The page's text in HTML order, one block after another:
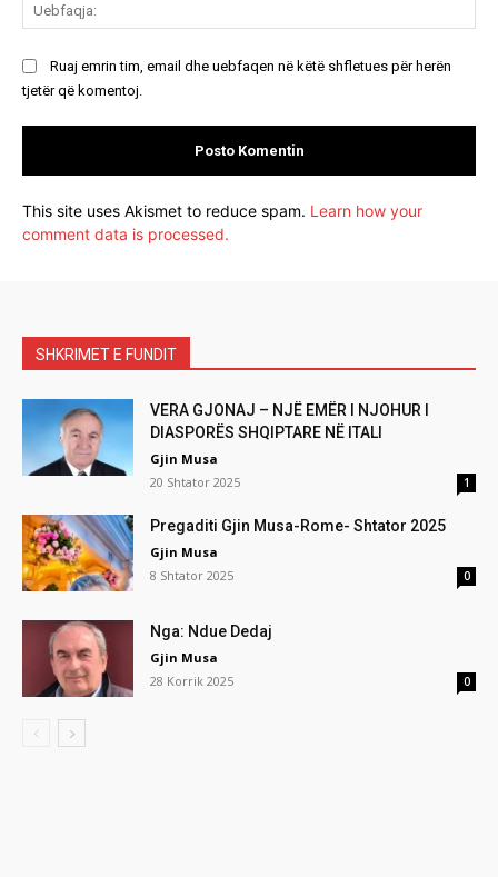
Ruaj emrin tim, email dhe uebfaqen në këtë shfletues për herën
tjetër që komentoj.
This site uses Akismet to reduce spam. Learn how your
comment data is processed.
SHKRIMET E FUNDIT
VERA GJONAJ – NJË EMËR I NJOHUR I
DIASPORËS SHQIPTARE NË ITALI
Gjin Musa
20 Shtator 2025
1
Pregaditi Gjin Musa-Rome- Shtator 2025
Gjin Musa
8 Shtator 2025
0
Nga: Ndue Dedaj
Gjin Musa
28 Korrik 2025
0